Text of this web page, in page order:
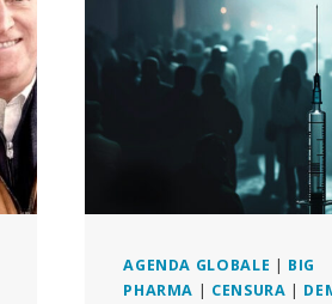
“GETTATO
SU
BIG
PHARMA,
SECONDO
DI
AGENDA GLOBALE | BIG
PHARMA | CENSURA |